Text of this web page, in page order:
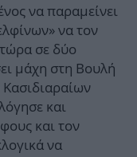
να παραμείνει
να τον
τώρα σε δύο
μάχη στη Βουλή
Κασιδιαραίων
και
και τον
να